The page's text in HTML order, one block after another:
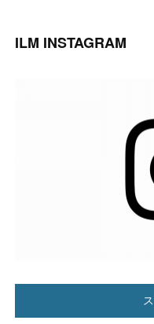
ILM INSTAGRAM